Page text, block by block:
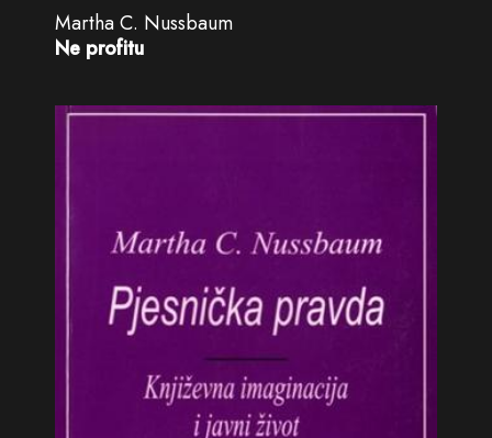
Martha C. Nussbaum
Ne profitu